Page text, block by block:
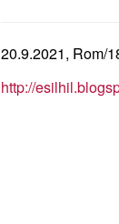
20.9.2021, Rom/
http://